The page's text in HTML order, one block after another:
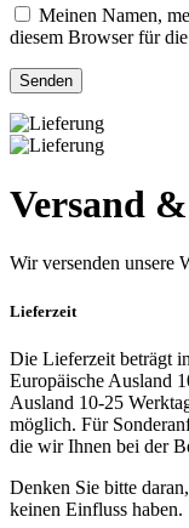
Meinen Namen,
diesem Browser für
Versand
Wir versenden unsere
Lieferzeit
Die Lieferzeit beträgt
Europäische Ausland
Ausland 10-25
möglich. Für
die wir Ihnen bei der
Denken Sie bitte
keinen Einfluss haben.